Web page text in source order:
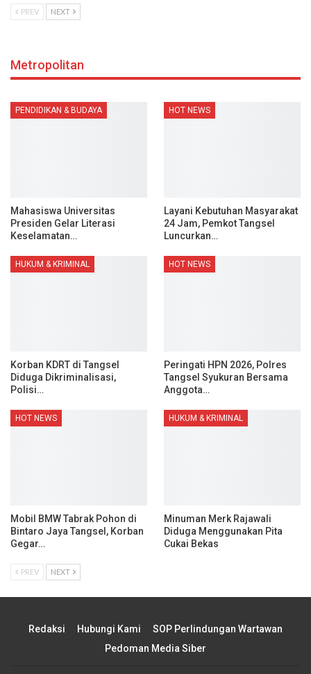
PREV NEXT
Metropolitan
PENDIDIKAN & BUDAYA
Mahasiswa Universitas
Presiden Gelar Literasi
Keselamatan…
HOT NEWS
Layani Kebutuhan Masyarakat
24 Jam, Pemkot Tangsel
Luncurkan…
HUKUM & KRIMINAL
Korban KDRT di Tangsel
Diduga Dikriminalisasi,
Polisi…
HOT NEWS
Peringati HPN 2026, Polres
Tangsel Syukuran Bersama
Anggota…
HOT NEWS
Mobil BMW Tabrak Pohon di
Bintaro Jaya Tangsel, Korban
Gegar…
HUKUM & KRIMINAL
Minuman Merk Rajawali
Diduga Menggunakan Pita
Cukai Bekas
PREV NEXT
Redaksi Hubungi Kami
SOP Perlindungan Wartawan
Pedoman Media Siber